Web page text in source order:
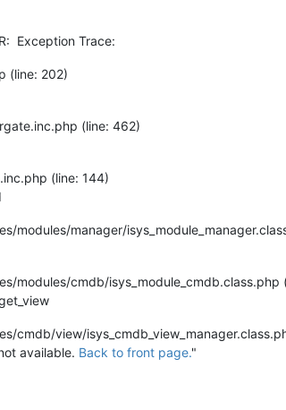
Exception Trace:
(line: 202)
(line: 462)
(line: 144)
modules/manager/
modules/cmdb/isys_module_cmdb.class.php
cmdb/view/
available. Back to front page."